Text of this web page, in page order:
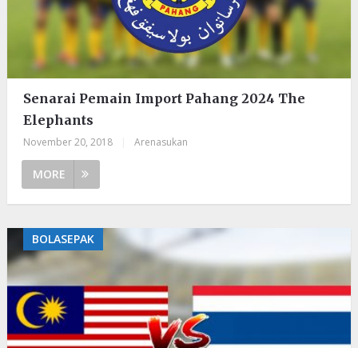
Senarai Pemain Import Pahang 2024 The
Elephants
November 20, 2018 Arenasukan
MORE
BOLASEPAK